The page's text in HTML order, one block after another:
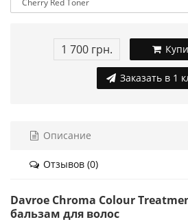
1 700 грн.
Заказать в 1
Описание
Отзывов (0)
Davroe Chroma Colour
бальзам для волос